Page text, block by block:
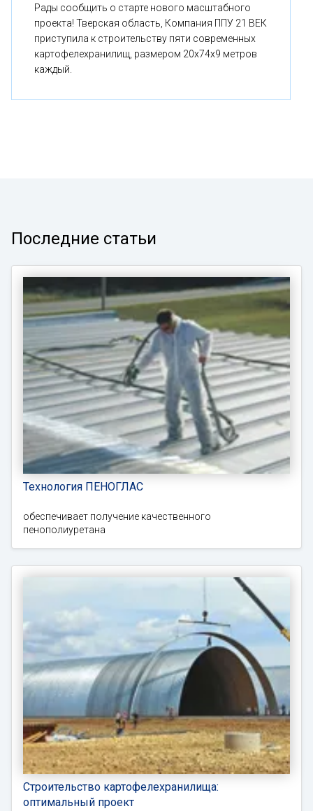
Рады сообщить о старте нового масштабного
проекта! Тверская область, Компания ППУ 21 ВЕК
приступила к строительству пяти современных
картофелехранилищ, размером 20x74x9 метров
каждый.
Последние статьи
Технология ПЕНОГЛАС
обеспечивает получение качественного
пенополиуретана
Строительство картофелехранилища:
оптимальный проект